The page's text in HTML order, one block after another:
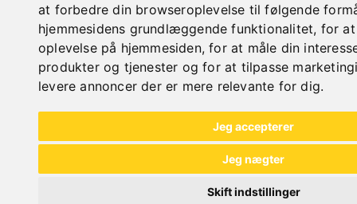
at forbedre din browseroplevelse til følgende
hjemmesidens grundlæggende funktionalitet, for at
oplevelse på hjemmesiden,for at måle din
produkter og tjenester og for at tilpasse
levere annoncer der er mere relevante for dig.
Jeg accepterer
Jeg nægter
Skift indstillinger
All categories
Pladebearbejdning